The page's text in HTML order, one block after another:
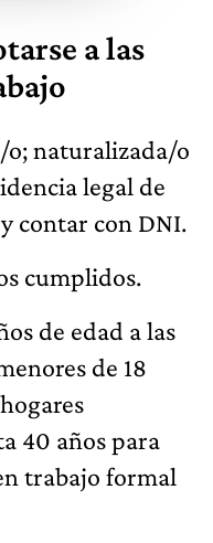
a las
naturalizada/o
legal de
contar con DNI.
cumplidos.
de edad a las
de 18
40 años para
trabajo formal